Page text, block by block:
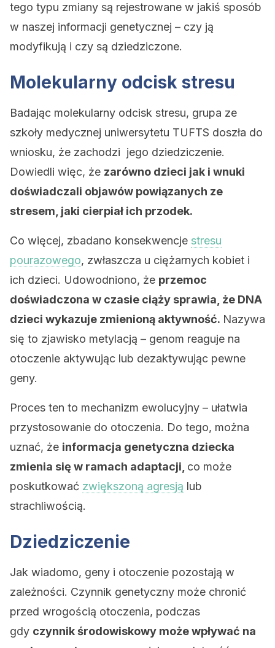
tego typu zmiany są rejestrowane w jakiś sposób
w naszej informacji genetycznej – czy ją
modyfikują i czy są dziedziczone.
Molekularny odcisk stresu
Badając molekularny odcisk stresu, grupa ze
szkoły medycznej uniwersytetu TUFTS doszła do
wniosku, że zachodzi jego dziedziczenie.
Dowiedli więc, że zarówno dzieci jak i wnuki
doświadczali objawów powiązanych ze
stresem, jaki cierpiał ich przodek.
Co więcej, zbadano konsekwencje stresu
pourazowego, zwłaszcza u ciężarnych kobiet i
ich dzieci. Udowodniono, że przemoc
doświadczona w czasie ciąży sprawia, że DNA
dzieci wykazuje zmienioną aktywność. Nazywa
się to zjawisko metylacją – genom reaguje na
otoczenie aktywując lub dezaktywując pewne
geny.
Proces ten to mechanizm ewolucyjny – ułatwia
przystosowanie do otoczenia. Do tego, można
uznać, że informacja genetyczna dziecka
zmienia się w ramach adaptacji, co może
poskutkować zwiększoną agresją lub
strachliwością.
Dziedziczenie
Jak wiadomo, geny i otoczenie pozostają w
zależności. Czynnik genetyczny może chronić
przed wrogością otoczenia, podczas
gdy czynnik środowiskowy może wpływać na